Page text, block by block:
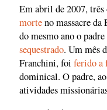
Em abril de 2007,
morteno massacre
do mesmo ano o
sequestrado. Um mês
Franchini, foi ferido a
dominical. O padre,
atividades